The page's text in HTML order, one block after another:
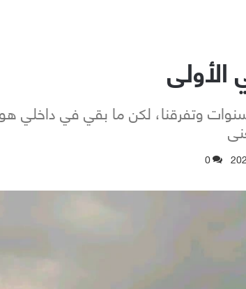
الأولى
وتفرقنا، لكن ما بقي في داخلي هو
0